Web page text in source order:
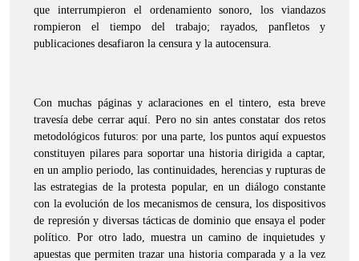
que interrumpieron el ordenamiento sonoro, los viandazos
rompieron el tiempo del trabajo; rayados, panfletos y
publicaciones desafiaron la censura y la autocensura.
Con muchas páginas y aclaraciones en el tintero, esta breve
travesía debe cerrar aquí. Pero no sin antes constatar dos retos
metodológicos futuros: por una parte, los puntos aquí expuestos
constituyen pilares para soportar una historia dirigida a captar,
en un amplio periodo, las continuidades, herencias y rupturas de
las estrategias de la protesta popular, en un diálogo constante
con la evolución de los mecanismos de censura, los dispositivos
de represión y diversas tácticas de dominio que ensaya el poder
político. Por otro lado, muestra un camino de inquietudes y
apuestas que permiten trazar una historia comparada y a la vez